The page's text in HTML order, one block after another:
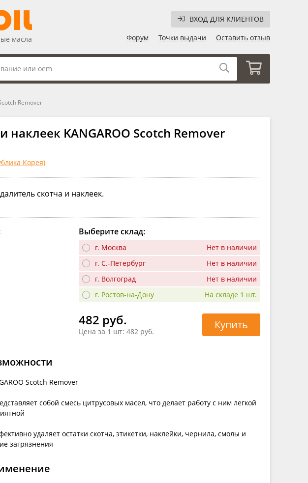
ВХОД ДЛЯ КЛИЕНТОВ
Форум
Точки выдачи Оставить отзыв
масла
Remover
наклеек KANGAROO Scotch Remover
Корея)
скотча и наклеек.
Выберите склад:
г. Москва
Нет в наличии
г. С.-Петербург
Нет в наличии
г. Волгоград
Нет в наличии
г. Ростов-на-Дону
На складе 1 шт.
482 руб.
Цена за 1 шт: 482 руб.
Купить
Scotch Remover
собой смесь цитрусовых масел, что делает работу с ним легкой
удаляет остатки скотча, этикетки, наклейки, чернила, смолы и
загрязнения